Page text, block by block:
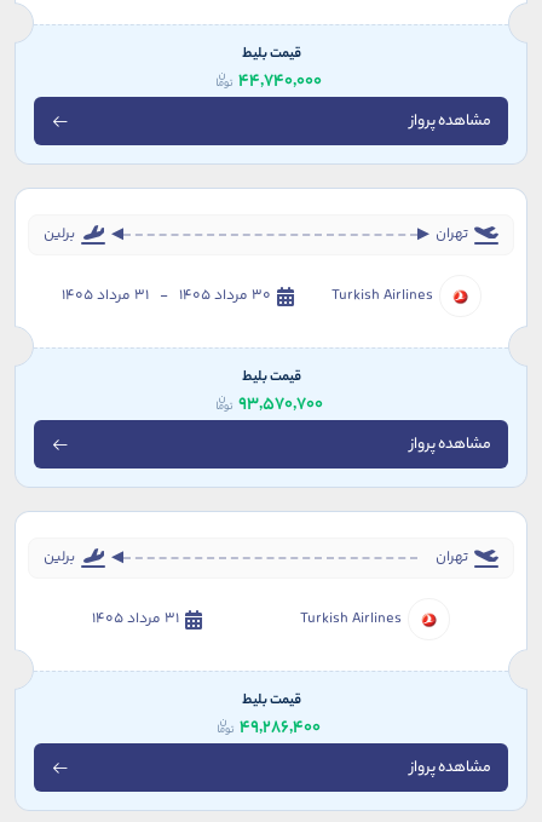
قیمت بلیط
44,740,000
مشاهده پرواز
تهران برلین
Turkish Airlines 30 مرداد 1405 - 31 مرداد 1405
قیمت بلیط
93,570,700
مشاهده پرواز
تهران برلین
Turkish Airlines 31 مرداد 1405
قیمت بلیط
49,286,400
مشاهده پرواز